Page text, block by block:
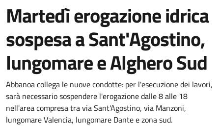
Martedì erogazione idrica
sospesa a Sant'Agostino,
lungomare e Alghero Sud
Dettagli della notizia
Abbanoa collega le nuove condotte: per l'esecuzione dei lavori,
sarà necessario sospendere l'erogazione dalle 8 alle 18
nell'area compresa tra via Sant'Agostino, via Manzoni,
lungomare Valencia, lungomare Dante e zona sud.